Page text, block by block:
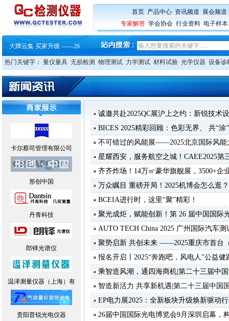
首页: 产品中心: 资讯频道: 展会频道
专家解答: 学会协会: 行业资料: 电子样本
铸就AI服务器质量动脉 – 高
铸就AI服务器质量动脉 – 高
ZEISS BOSELLO ADR 让内部缺
·蔡司和亿纬锂能达成战略合作
·大牌云集 买家升级 ——26
热门关键字： 量仪量具 无损检测 物理测试 力学测试 材料试验 光学仪器 设备诊
卡尔蔡司管理有限公司
形创中国
丹青科技
郎铎光谱仪
温泽测量仪器（上海）有
贵阳普锐光电仪器
诚邀共赴2025QC展沪上之约：新锐技术
BICES 2025精彩回顾：色彩无界、 共“涂
不可错过的风能展——2025北京国际风能
星耀西安，服务航空之城！CAEE2025第
齐齐炸场！14万㎡豪华旗舰展，3500+企
万众瞩目 重磅开局！2025机博会怎么逛
BCEIA进行时，这里“聚”精彩！
聚光成炬，赋能创新！第 26 届中国国际
AUTO TECH China 2025 广州国际汽车测
聚势启新 共创未来 ——2025重庆市首台
报名开启丨2025“奔跑吧，风电人”公益
乘智造风潮，通四海商机|第二十三届中
智造新活力 共享新机遇|第二十三届中国
EP电力展2025：全新板块升级焕新驱动
26届中国国际光电博览会9月深圳启幕，